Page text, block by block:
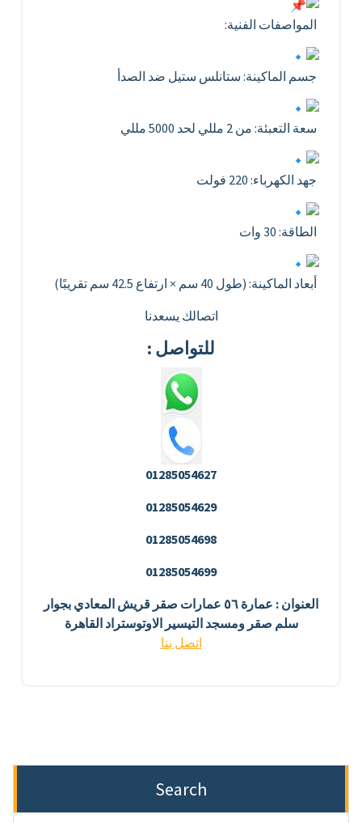
المواصفات الفنية:
جسم الماكينة: ستانلس ستيل ضد الصدأ
سعة التعبئة: من 2 مللي لحد 5000 مللي
جهد الكهرباء: 220 فولت
الطاقة: 30 وات
أبعاد الماكينة: (طول 40 سم × ارتفاع 42.5 سم تقريبًا)
اتصالك يسعدنا
للتواصل :
01285054627
01285054629
01285054698
01285054699
العنوان : عمارة ٥٦ عمارات صقر قريش المعادي بجوار
سلم صقر ومسجد التيسير الاوتوستراد القاهرة
اتصل بنا
Search